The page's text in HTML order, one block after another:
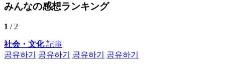
みんなの感想ランキング
1 / 2
社会・文化記事
공유하기
공유하기 공유하기 공유하기